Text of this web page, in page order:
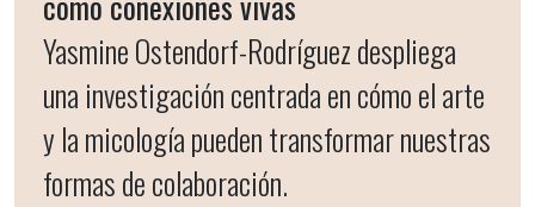
Yasmine Ostendorf-Rodríguez despliega
una investigación centrada en cómo el arte
y la micología pueden transformar nuestras
formas de colaboración.